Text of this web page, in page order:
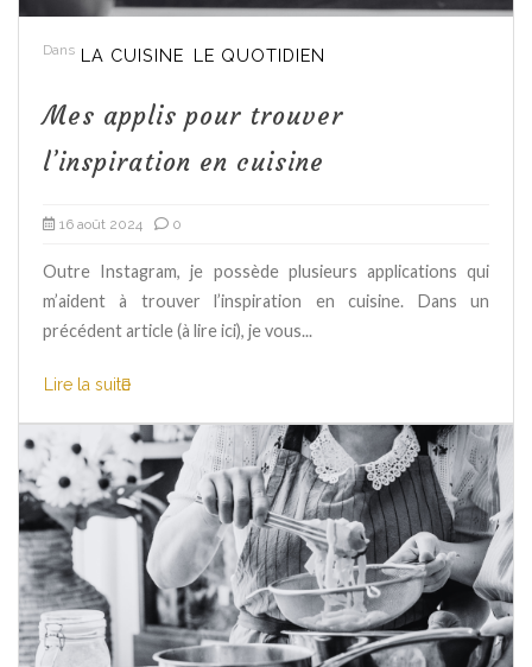
Dans LA CUISINE LE QUOTIDIEN
Mes applis pour trouver
l’inspiration en cuisine
16 août 2024 0
Outre Instagram, je possède plusieurs applications qui
m’aident à trouver l’inspiration en cuisine. Dans un
précédent article (à lire ici), je vous...
Lire la suite